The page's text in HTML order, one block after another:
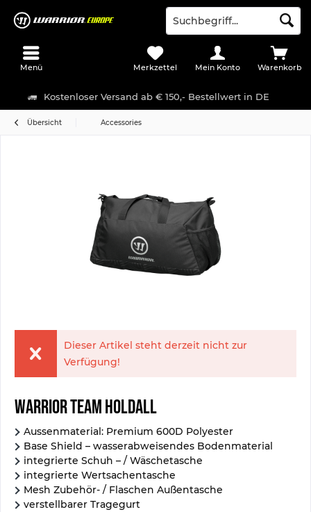
Kostenloser Versand ab € 150,- Bestellwert in DE
Menü Warenkorb
Merkzettel Mein Konto
Übersicht Accessories
Dieser Artikel steht derzeit nicht zur
Verfügung!
Warrior Team Holdall
Aussenmaterial: Premium 600D Polyester
Base Shield – wasserabweisendes Bodenmaterial
integrierte Schuh – / Wäschetasche
integrierte Wertsachentasche
Mesh Zubehör- / Flaschen Außentasche
verstellbarer Tragegurt